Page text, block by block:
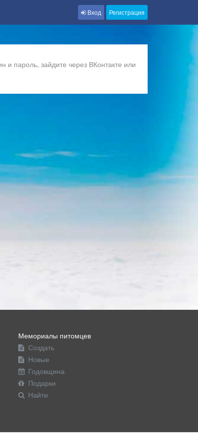
Вход Регистрация
и пароль, зайдите через ВКонтакте или
Мемориалы питомцев
Создать
Новые
Годовщина
Подарки
Найти